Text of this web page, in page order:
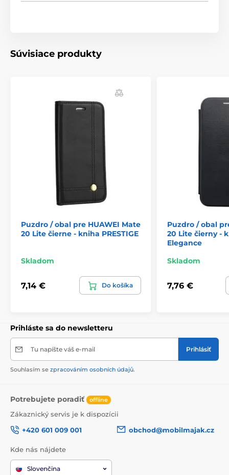
Súvisiace produkty
Puzdro / obal pre HUAWEI Mate
20 Lite čierne - kniha PRESTIGE
Skladom
7,14 € Do košíka
Puzdro / obal
20 Lite čierny -
Elegance
Skladom
7,76 €
Prihláste sa do newsletteru
Tu napíšte váš e-mail Prihlásiť
Souhlasím se zpracováním osobních údajů.
Potrebujete poradiť offline
Zákaznický servis je k dispozícii
+420 601 009 001
obchod@mobilmajak.cz
Kde nás nájdete
Slovenčina